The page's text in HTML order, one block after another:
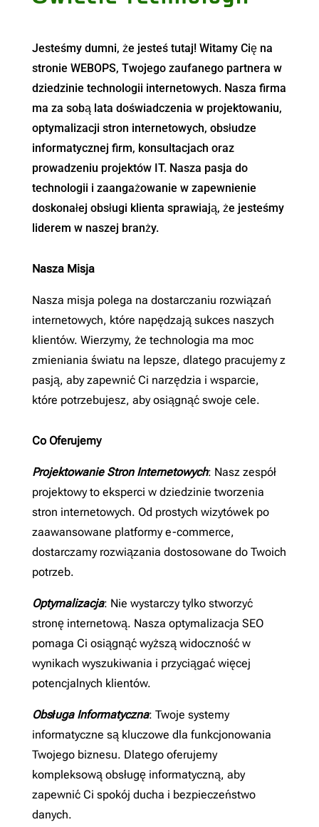
Jesteśmy dumni, że jesteś tutaj! Witamy Cię na
stronie WEBOPS, Twojego zaufanego partnera w
dziedzinie technologii internetowych. Nasza firma
ma za sobą lata doświadczenia w projektowaniu,
optymalizacji stron internetowych, obsłudze
informatycznej firm, konsultacjach oraz
prowadzeniu projektów IT. Nasza pasja do
technologii i zaangażowanie w zapewnienie
doskonałej obsługi klienta sprawiają, że jesteśmy
liderem w naszej branży.
Nasza Misja
Nasza misja polega na dostarczaniu rozwiązań
internetowych, które napędzają sukces naszych
klientów. Wierzymy, że technologia ma moc
zmieniania światu na lepsze, dlatego pracujemy z
pasją, aby zapewnić Ci narzędzia i wsparcie,
które potrzebujesz, aby osiągnąć swoje cele.
Co Oferujemy
Projektowanie Stron Internetowych: Nasz zespół
projektowy to eksperci w dziedzinie tworzenia
stron internetowych. Od prostych wizytówek po
zaawansowane platformy e-commerce,
dostarczamy rozwiązania dostosowane do Twoich
potrzeb.
Optymalizacja: Nie wystarczy tylko stworzyć
stronę internetową. Nasza optymalizacja SEO
pomaga Ci osiągnąć wyższą widoczność w
wynikach wyszukiwania i przyciągać więcej
potencjalnych klientów.
Obsługa Informatyczna: Twoje systemy
informatyczne są kluczowe dla funkcjonowania
Twojego biznesu. Dlatego oferujemy
kompleksową obsługę informatyczną, aby
zapewnić Ci spokój ducha i bezpieczeństwo
danych.